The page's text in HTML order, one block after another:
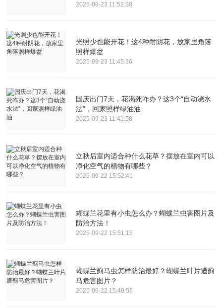
2025-09-23 11:52:38
光照少也能开花！这4种耐阴花，放家里角落
照样爆盆
2025-09-23 11:45:36
国庆出门7天，花渴死咋办？这3个“自动浇水
法”，回家照样绿油油
2025-09-23 11:41:58
立秋后室内适合种什么花草？摆放在室内可以
净化空气的植物有哪些？
2025-09-22 15:52:41
蝴蝶兰花里有小虫怎么办？蝴蝶兰虫害图片及
防治方法！
2025-09-22 15:51:15
蝴蝶兰蓟马虫怎样防治最好？蝴蝶兰叶片遭蓟
马危害图片？
2025-09-22 15:49:56